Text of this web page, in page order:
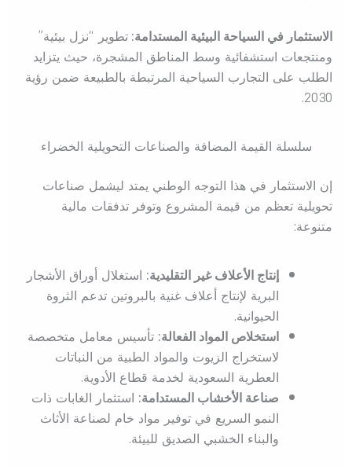
الاستثمار في السياحة البيئية المستدامة:تطوير “نزل بيئية”
ومنتجعات استشفائية وسط المناطق المشجرة، حيث يتزايد
الطلب على التجارب السياحية المرتبطة بالطبيعة ضمن رؤية
2030.
سلسلة القيمة المضافة والصناعات التحويلية الخضراء
إن الاستثمار في هذا التوجه الوطني يمتد ليشمل صناعات
تحويلية تعظم من قيمة المشروع وتوفر تدفقات مالية
متنوعة:
إنتاج الأعلاف غير التقليدية:استغلال أوراق الأشجار
البرية لإنتاج أعلاف غنية بالبروتين تدعم الثروة
الحيوانية.
استخلاص المواد الفعالة:تأسيس معامل متخصصة
لاستخراج الزيوت والمواد الطبية من النباتات
العطرية السعودية لخدمة قطاع الأدوية.
صناعة الأخشاب المستدامة:استثمار الغابات ذات
النمو السريع في توفير مواد خام لصناعة الأثاث
والبناء الخشبي الصديق للبيئة.